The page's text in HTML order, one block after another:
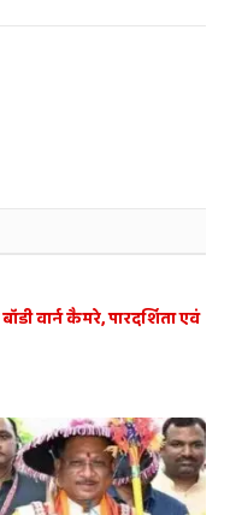
वार्न कैमरे, पारदर्शिता एवं